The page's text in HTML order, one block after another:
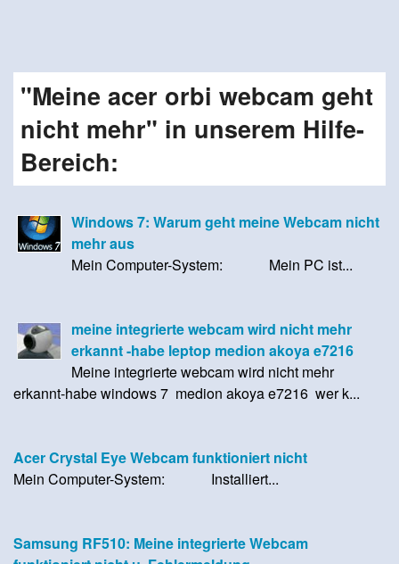
"Meine acer orbi webcam geht
nicht mehr" in unserem Hilfe-
Bereich:
Windows 7: Warum geht meine Webcam nicht
mehr aus
Mein Computer-System: Mein PC ist...
meine integrierte webcam wird nicht mehr
erkannt -habe leptop medion akoya e7216
Meine integrierte webcam wird nicht mehr
erkannt-habe windows 7 medion akoya e7216 wer k...
Acer Crystal Eye Webcam funktioniert nicht
Mein Computer-System: Installiert...
Samsung RF510: Meine integrierte Webcam